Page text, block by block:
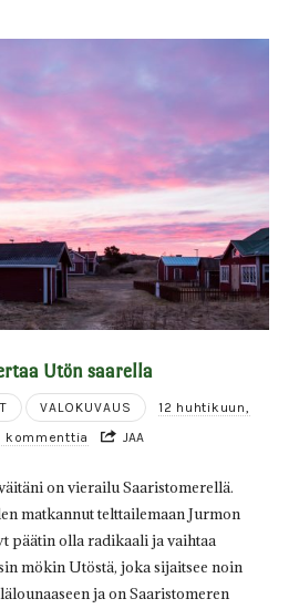
Utön saarella
VALOKUVAUS
12 huhtikuun,
kommenttia JAA
on vierailu Saaristomerellä.
matkannut telttailemaan Jurmon
päätin olla radikaali ja vaihtaa
mökin Utöstä, joka sijaitsee noin
ja on Saaristomeren